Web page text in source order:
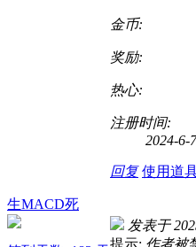
金币:
奖励:
热心:
注册时间:
2024-6-7
回复 使用道
生MACD死
发表于
提示: 作者被